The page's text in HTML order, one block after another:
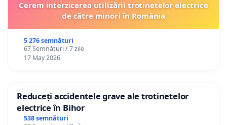
Cerem interzicerea utilizării trotinetelor electrice
de către minori în România
5 276 semnături
67 Semnături / 7 zile
17 May 2026
Reduceți accidentele grave ale trotinetelor
electrice în Bihor
538 semnături